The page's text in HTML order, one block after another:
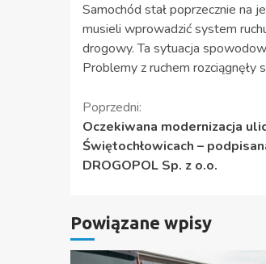
Samochód stał poprzecznie na
musieli wprowadzić system
drogowy. Ta sytuacja
Problemy z ruchem
Kontynuuj
czytanie
Poprzedni:
Oczekiwana modernizacja
Świętochłowicach –
DROGOPOL Sp. z o.o.
Powiązane wpisy